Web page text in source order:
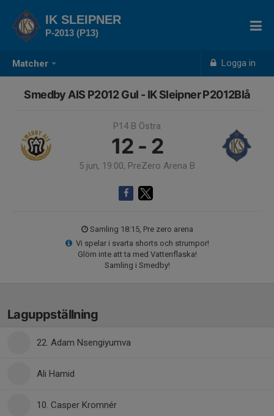
Matcher Logga in
IK SLEIPNER
P-2013 (P13)
Smedby AIS P2012 Gul - IK Sleipner P2012Blå
P14 B Östra
12 - 2
5 jun, 19:00, PreZero Arena B
Samling 18:15, Pre zero arena
Vi spelar i svarta shorts och strumpor!
Glöm inte att ta med Vattenflaska!
Samling i Smedby!
Laguppställning
22. Adam Nsengiyumva
Ali Hamid
10. Casper Kromnér